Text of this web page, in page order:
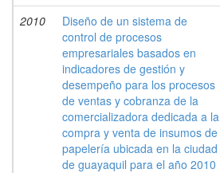
2010
Diseño de un sistema de
control de procesos
empresariales basados en
indicadores de gestión y
desempeño para los procesos
de ventas y cobranza de la
comercializadora dedicada a la
compra y venta de insumos de
papelería ubicada en la ciudad
de guayaquil para el año 2010